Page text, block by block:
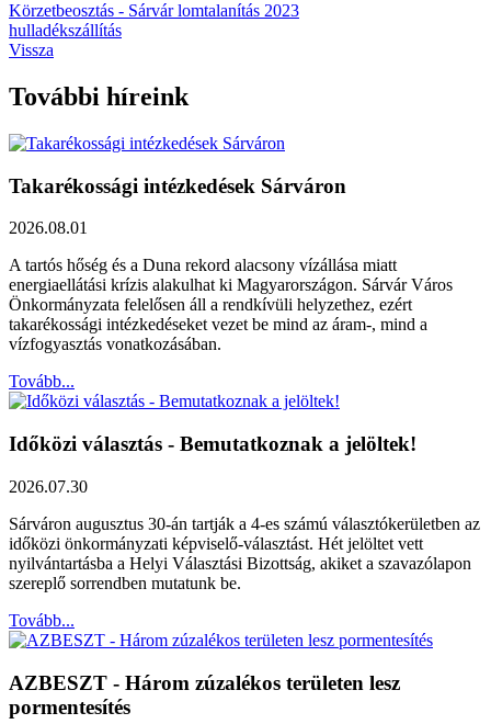
Körzetbeosztás - Sárvár lomtalanítás 2023
hulladékszállítás
Vissza
További híreink
Takarékossági intézkedések Sárváron
2026.08.01
A tartós hőség és a Duna rekord alacsony vízállása miatt
energiaellátási krízis alakulhat ki Magyarországon. Sárvár Város
Önkormányzata felelősen áll a rendkívüli helyzethez, ezért
takarékossági intézkedéseket vezet be mind az áram-, mind a
vízfogyasztás vonatkozásában.
Tovább...
Időközi választás - Bemutatkoznak a jelöltek!
2026.07.30
Sárváron augusztus 30-án tartják a 4-es számú választókerületben az
időközi önkormányzati képviselő-választást. Hét jelöltet vett
nyilvántartásba a Helyi Választási Bizottság, akiket a szavazólapon
szereplő sorrendben mutatunk be.
Tovább...
AZBESZT - Három zúzalékos területen lesz
pormentesítés